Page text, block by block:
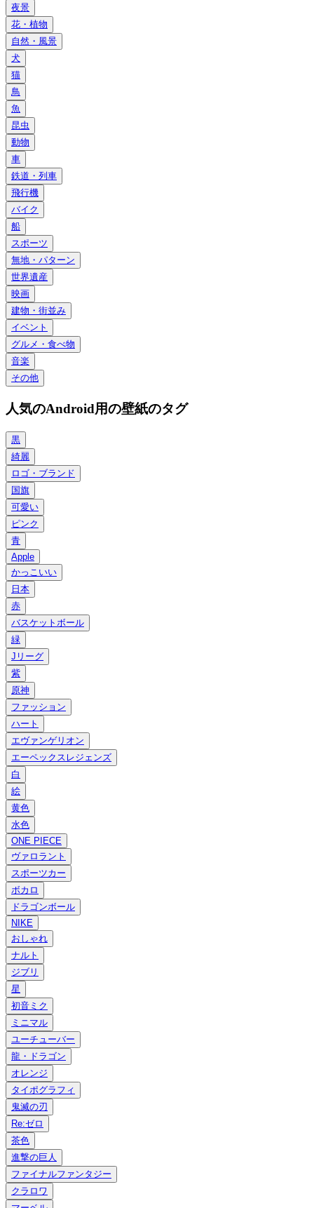
夜景
花・植物
自然・風景
犬
猫
鳥
魚
昆虫
動物
車
鉄道・列車
飛行機
バイク
船
スポーツ
無地・パターン
世界遺産
映画
建物・街並み
イベント
グルメ・食べ物
音楽
その他
人気のAndroid用の壁紙のタグ
黒
綺麗
ロゴ・ブランド
国旗
可愛い
ピンク
青
Apple
かっこいい
日本
赤
バスケットボール
緑
Jリーグ
紫
原神
ファッション
ハート
エヴァンゲリオン
エーペックスレジェンズ
白
絵
黄色
水色
ONE PIECE
ヴァロラント
スポーツカー
ボカロ
ドラゴンボール
NIKE
おしゃれ
ナルト
ジブリ
星
初音ミク
ミニマル
ユーチューバー
龍・ドラゴン
オレンジ
タイポグラフィ
鬼滅の刃
Re:ゼロ
茶色
進撃の巨人
ファイナルファンタジー
クラロワ